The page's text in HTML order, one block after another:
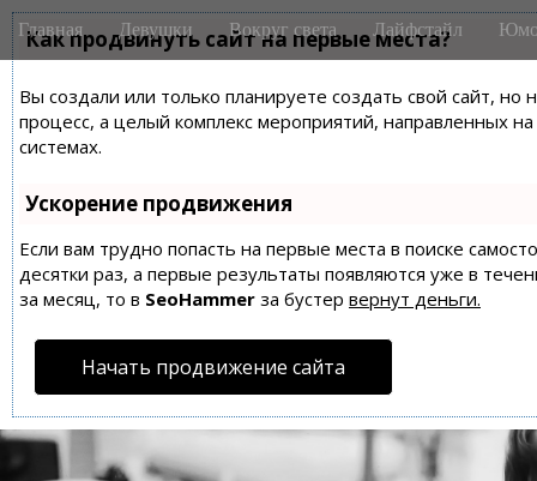
Как продвинуть сайт на первые места?
Вы создали или только планируете создать свой сайт,
процесс, а целый комплекс мероприятий, направленных
системах.
Ускорение продвижения
Если вам трудно попасть на первые места в поиске
десятки раз, а первые результаты появляются уже в
за месяц, то в SeoHammer за бустер вернут деньги.
Начать продвижение сайта
M
a
n
m
e
n
u
i
Главная Девушки Вокруг света Лайфстайл